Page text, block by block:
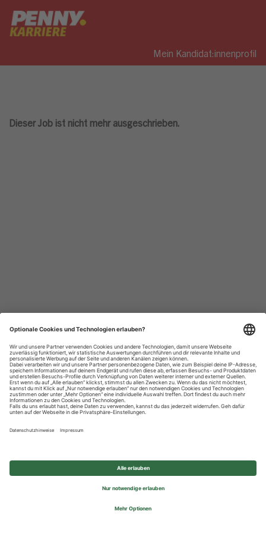
Mein Kandidat:innenprofil
Dieser Job ist nicht mehr ausgeschrieben.
Datenschutzhinweise
Impressum
Privatsphäre-Einstellungen
© 2026 REWE Group - All rights reserved